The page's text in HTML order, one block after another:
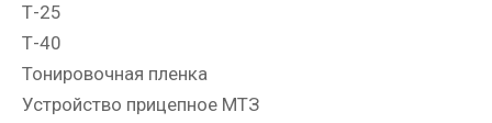
Т-25
Т-40
Тонировочная пленка
Устройство прицепное МТЗ